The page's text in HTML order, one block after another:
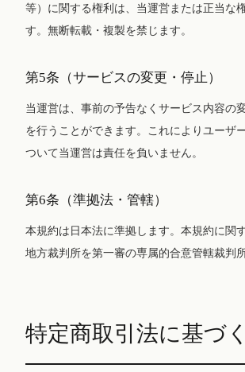
等）に関する権利は、当運営または正当な
す。無断転載・複製を禁じます。
第5条（サービスの変更・停止）
当運営は、事前の予告なくサービス内容の
を行うことができます。これによりユーザ
ついて当運営は責任を負いません。
第6条（準拠法・管轄）
本規約は日本法に準拠します。本規約に関
地方裁判所を第一審の専属的合意管轄裁判
特定商取引法に基づ